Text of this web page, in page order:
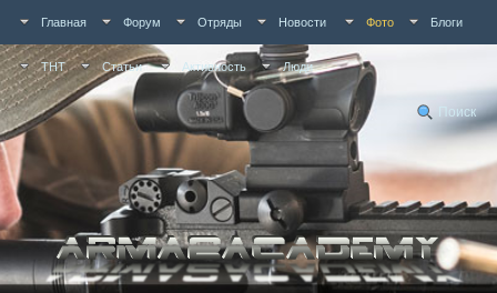
Главная Форум Отряды Новости Фото Блоги
ТНТ Статьи Активность Люди
Поиск